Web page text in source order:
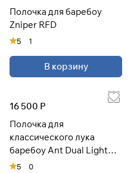
Полочка для баребоу
Zniper RFD
5 1
В корзину
16 500 Р
Полочка для
классического лука
баребоу Ant Dual Light
Magnetic Barebow
5 0